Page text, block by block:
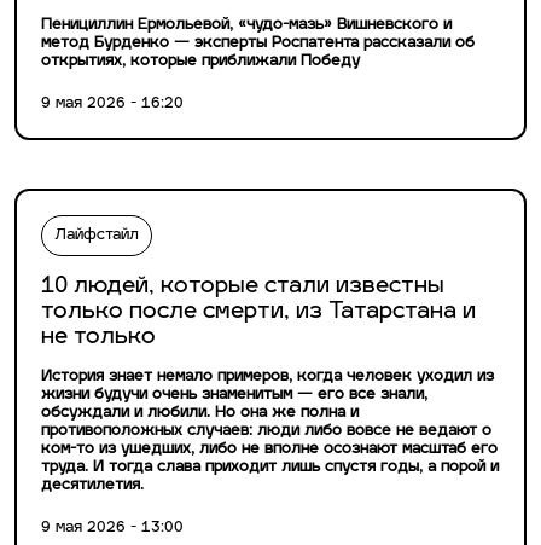
Пенициллин Ермольевой, «чудо-мазь» Вишневского и
метод Бурденко — эксперты Роспатента рассказали об
открытиях, которые приближали Победу
9 мая 2026 - 16:20
Лайфстайл
10 людей, которые стали известны
только после смерти, из Татарстана и
не только
История знает немало примеров, когда человек уходил из
жизни будучи очень знаменитым — его все знали,
обсуждали и любили. Но она же полна и
противоположных случаев: люди либо вовсе не ведают о
ком-то из ушедших, либо не вполне осознают масштаб его
труда. И тогда слава приходит лишь спустя годы, а порой и
десятилетия.
9 мая 2026 - 13:00